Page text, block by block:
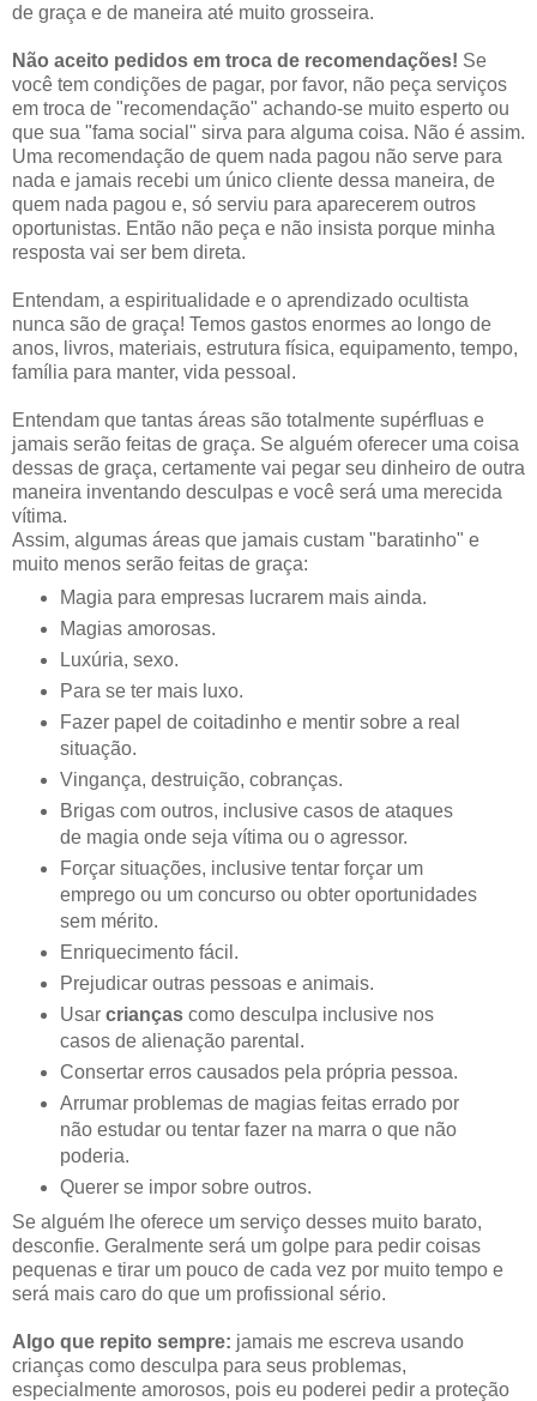
de graça e de maneira até muito grosseira.
Não aceito pedidos em troca de recomendações! Se
você tem condições de pagar, por favor, não peça serviços
em troca de "recomendação" achando-se muito esperto ou
que sua "fama social" sirva para alguma coisa. Não é assim.
Uma recomendação de quem nada pagou não serve para
nada e jamais recebi um único cliente dessa maneira, de
quem nada pagou e, só serviu para aparecerem outros
oportunistas. Então não peça e não insista porque minha
resposta vai ser bem direta.
Entendam, a espiritualidade e o aprendizado ocultista
nunca são de graça! Temos gastos enormes ao longo de
anos, livros, materiais, estrutura física, equipamento, tempo,
família para manter, vida pessoal.
Entendam que tantas áreas são totalmente supérfluas e
jamais serão feitas de graça. Se alguém oferecer uma coisa
dessas de graça, certamente vai pegar seu dinheiro de outra
maneira inventando desculpas e você será uma merecida
vítima.
Assim, algumas áreas que jamais custam "baratinho" e
muito menos serão feitas de graça:
Magia para empresas lucrarem mais ainda.
Magias amorosas.
Luxúria, sexo.
Para se ter mais luxo.
Fazer papel de coitadinho e mentir sobre a real
situação.
Vingança, destruição, cobranças.
Brigas com outros, inclusive casos de ataques
de magia onde seja vítima ou o agressor.
Forçar situações, inclusive tentar forçar um
emprego ou um concurso ou obter oportunidades
sem mérito.
Enriquecimento fácil.
Prejudicar outras pessoas e animais.
Usar crianças como desculpa inclusive nos
casos de alienação parental.
Consertar erros causados pela própria pessoa.
Arrumar problemas de magias feitas errado por
não estudar ou tentar fazer na marra o que não
poderia.
Querer se impor sobre outros.
Se alguém lhe oferece um serviço desses muito barato,
desconfie. Geralmente será um golpe para pedir coisas
pequenas e tirar um pouco de cada vez por muito tempo e
será mais caro do que um profissional sério.
Algo que repito sempre: jamais me escreva usando
crianças como desculpa para seus problemas,
especialmente amorosos, pois eu poderei pedir a proteção